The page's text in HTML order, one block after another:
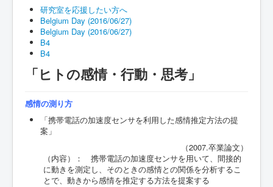
Blog
FAQ
連絡先
研究室を応援
研究室を応援したい方へ
Belgium Day (2016/06/27)
Belgium Day (2016/06/27)
B4
B4
「ヒトの感情・行動・思考」
感情の測り方
「携帯電話の加速度センサを利用した感情推定方法の提
案」
（2007.卒業論文）
（内容）： 携帯電話の加速度センサを用いて、間接的
に動きを測定し、そのときの感情との関係を分析するこ
とで、動きから感情を推定する方法を提案する